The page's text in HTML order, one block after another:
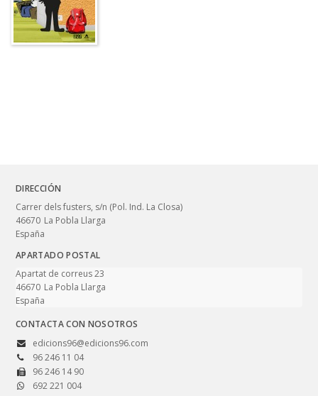
DIRECCIÓN
Carrer dels fusters, s/n (Pol. Ind. La Closa)
46670 La Pobla Llarga
España
APARTADO POSTAL
Apartat de correus 23
46670 La Pobla Llarga
España
CONTACTA CON NOSOTROS
edicions96@edicions96.com
96 246 11 04
96 246 14 90
692 221 004